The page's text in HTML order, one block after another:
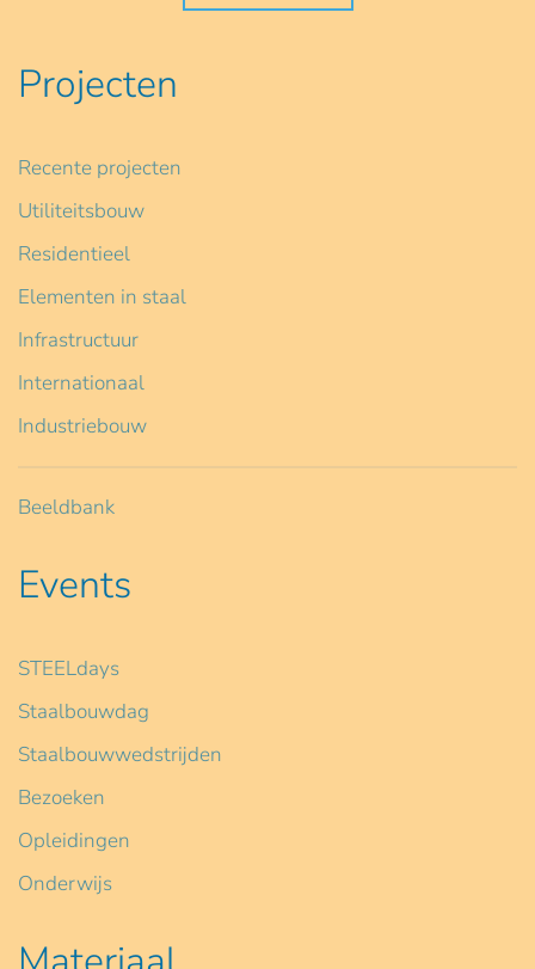
Projecten
Recente projecten
Utiliteitsbouw
Residentieel
Elementen in staal
Infrastructuur
Internationaal
Industriebouw
Beeldbank
Events
STEELdays
Staalbouwdag
Staalbouwwedstrijden
Bezoeken
Opleidingen
Onderwijs